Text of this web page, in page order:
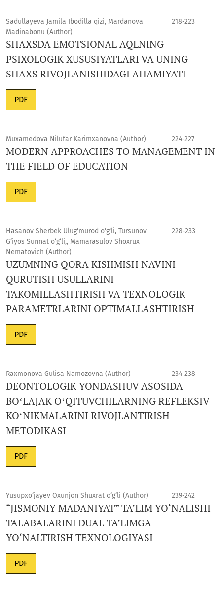
Sadullayeva Jamila Ibodilla qizi, Mardanova
Madinabonu (Author)
218-223
SHAXSDA EMOTSIONAL AQLNING
PSIXOLOGIK XUSUSIYATLARI VA UNING
SHAXS RIVOJLANISHIDAGI AHAMIYATI
PDF
Muxamedova Nilufar Karimxanovna (Author) 224-227
MODERN APPROACHES TO MANAGEMENT IN
THE FIELD OF EDUCATION
PDF
Hasanov Sherbek Ulug‘murod o‘g‘li, Tursunov
G‘iyos Sunnat o‘g‘li,, Mamarasulov Shoxrux
Nematovich (Author)
228-233
UZUMNING QORA KISHMISH NAVINI
QURUTISH USULLARINI
TAKOMILLASHTIRISH VA TEXNOLOGIK
PARAMETRLARINI OPTIMALLASHTIRISH
PDF
Raxmonova Gulisa Namozovna (Author) 234-238
DEONTOLOGIK YONDASHUV ASOSIDA
BOʻLAJAK OʻQITUVCHILARNING REFLEKSIV
KOʻNIKMALARINI RIVOJLANTIRISH
METODIKASI
PDF
Yusupxo‘jayev Oxunjon Shuxrat o‘g‘li (Author) 239-242
“JISMONIY MADANIYAT” TA’LIM YO‘NALISHI
TALABALARINI DUAL TA’LIMGA
YO‘NALTIRISH TEXNOLOGIYASI
PDF